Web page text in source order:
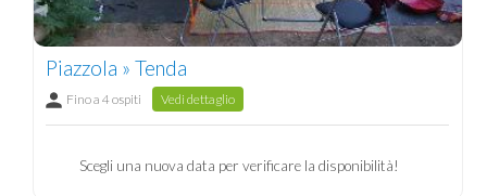
Piazzola » Tenda
Fino a 4 ospiti Vedi dettaglio
Scegli una nuova data per verificare la disponibilità!